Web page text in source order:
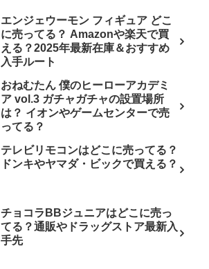
エンジェウーモン フィギュア どこ
に売ってる？ Amazonや楽天で買
える？2025年最新在庫＆おすすめ
入手ルート
おねむたん 僕のヒーローアカデミ
ア vol.3 ガチャガチャの設置場所
は？ イオンやゲームセンターで売
ってる？
テレビリモコンはどこに売ってる？
ドンキやヤマダ・ビックで買える？
チョコラBBジュニアはどこに売っ
てる？通販やドラッグストア最新入
手先